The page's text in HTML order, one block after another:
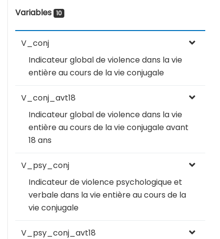
Variables 10
V_conj
Indicateur global de violence dans la vie
entière au cours de la vie conjugale
V_conj_avt18
Indicateur global de violence dans la vie
entière au cours de la vie conjugale avant
18 ans
V_psy_conj
Indicateur de violence psychologique et
verbale dans la vie entière au cours de la
vie conjugale
V_psy_conj_avt18